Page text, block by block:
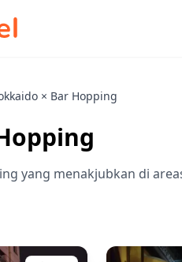
× Bar Hopping
yang menakjubkan di